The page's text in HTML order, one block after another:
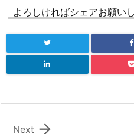
よろしければシェアお願い

Next